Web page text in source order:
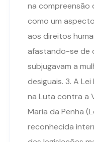
na compreensão
como um
aos direitos
afastando-se de
subjugavam a
desiguais. 3. A
na Luta contra a
Maria da Penha
reconhecida